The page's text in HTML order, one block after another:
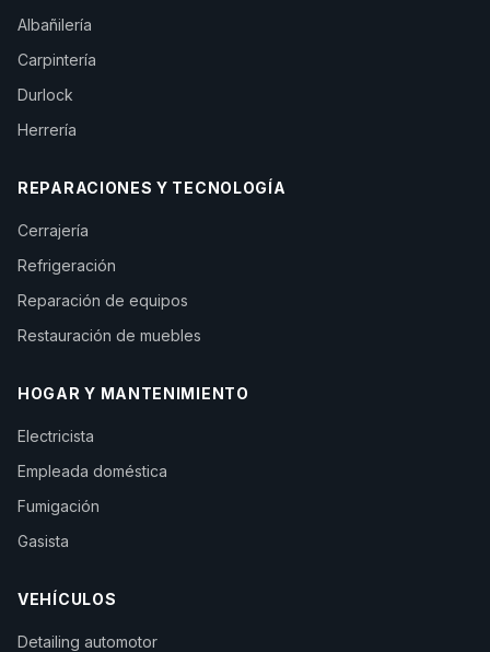
Albañilería
Carpintería
Durlock
Herrería
REPARACIONES Y TECNOLOGÍA
Cerrajería
Refrigeración
Reparación de equipos
Restauración de muebles
HOGAR Y MANTENIMIENTO
Electricista
Empleada doméstica
Fumigación
Gasista
VEHÍCULOS
Detailing automotor